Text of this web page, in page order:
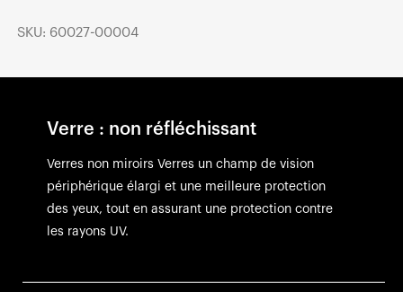
SKU: 60027-00004
Verre : non réfléchissant
Verres non miroirs Verres un champ de vision
périphérique élargi et une meilleure protection
des yeux, tout en assurant une protection contre
les rayons UV.